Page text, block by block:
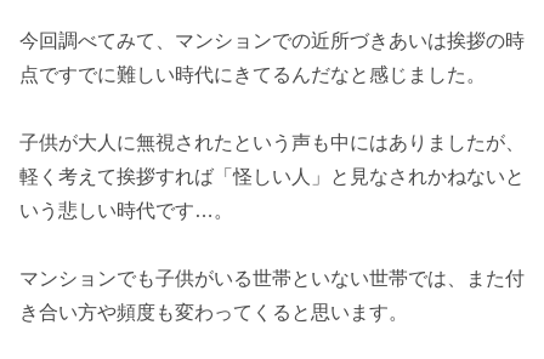
今回調べてみて、マンションでの近所づきあいは挨拶の時
点ですでに難しい時代にきてるんだなと感じました。
子供が大人に無視された という声も中にはありましたが、
軽く考えて挨拶すれば「怪しい人」と見なされかねないと
いう悲しい時代です…。
マンションでも子供がいる世帯といない世帯では、また付
き合い方や頻度も変わってくると思います。